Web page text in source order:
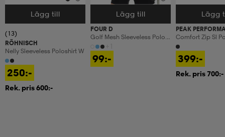
Välj storlek
Lägg till
(13)
RÖHNISCH
Nelly Sleeveless Poloshirt W
250:-
Rek. pris 600:-
Välj storlek
Lägg till
FOUR D
Golf Mesh Sleeveless Polo
W
99:-
Välj storlek
Lägg
PEAK
Comfort Zip Sl
399:-
Rek. pris 700:-